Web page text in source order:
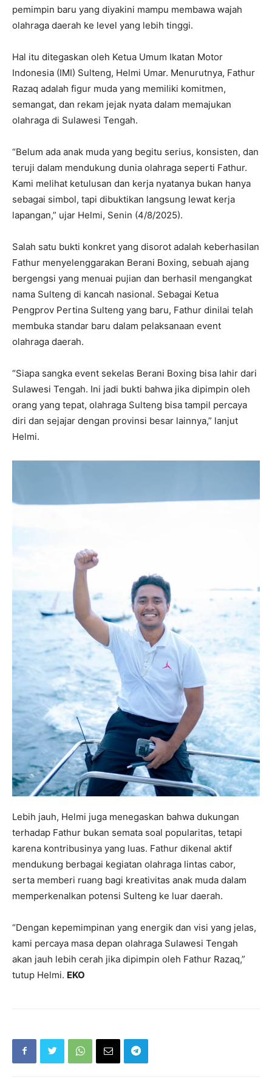
pemimpin baru yang diyakini mampu membawa wajah
olahraga daerah ke level yang lebih tinggi.
Hal itu ditegaskan oleh Ketua Umum Ikatan Motor
Indonesia (IMI) Sulteng, Helmi Umar. Menurutnya, Fathur
Razaq adalah figur muda yang memiliki komitmen,
semangat, dan rekam jejak nyata dalam memajukan
olahraga di Sulawesi Tengah.
“Belum ada anak muda yang begitu serius, konsisten, dan
teruji dalam mendukung dunia olahraga seperti Fathur.
Kami melihat ketulusan dan kerja nyatanya bukan hanya
sebagai simbol, tapi dibuktikan langsung lewat kerja
lapangan,” ujar Helmi, Senin (4/8/2025).
Salah satu bukti konkret yang disorot adalah keberhasilan
Fathur menyelenggarakan Berani Boxing, sebuah ajang
bergengsi yang menuai pujian dan berhasil mengangkat
nama Sulteng di kancah nasional. Sebagai Ketua
Pengprov Pertina Sulteng yang baru, Fathur dinilai telah
membuka standar baru dalam pelaksanaan event
olahraga daerah.
“Siapa sangka event sekelas Berani Boxing bisa lahir dari
Sulawesi Tengah. Ini jadi bukti bahwa jika dipimpin oleh
orang yang tepat, olahraga Sulteng bisa tampil percaya
diri dan sejajar dengan provinsi besar lainnya,” lanjut
Helmi.
Lebih jauh, Helmi juga menegaskan bahwa dukungan
terhadap Fathur bukan semata soal popularitas, tetapi
karena kontribusinya yang luas. Fathur dikenal aktif
mendukung berbagai kegiatan olahraga lintas cabor,
serta memberi ruang bagi kreativitas anak muda dalam
memperkenalkan potensi Sulteng ke luar daerah.
“Dengan kepemimpinan yang energik dan visi yang jelas,
kami percaya masa depan olahraga Sulawesi Tengah
akan jauh lebih cerah jika dipimpin oleh Fathur Razaq,”
tutup Helmi. EKO